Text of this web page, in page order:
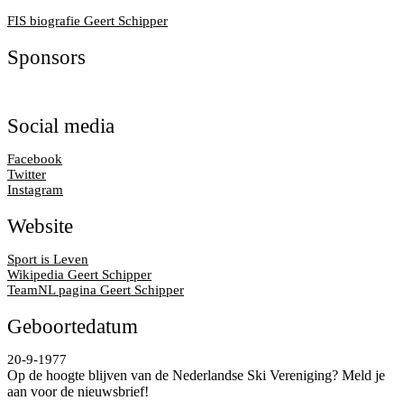
FIS biografie Geert Schipper
Sponsors
Social media
Facebook
Twitter
Instagram
Website
Sport is Leven
Wikipedia Geert Schipper
TeamNL pagina Geert Schipper
Geboortedatum
20-9-1977
Op de hoogte blijven van de Nederlandse Ski Vereniging? Meld je
aan voor de nieuwsbrief!